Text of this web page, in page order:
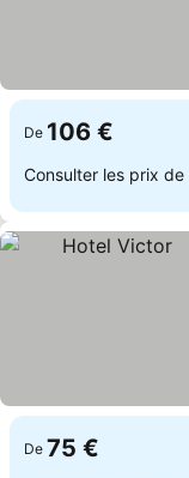
De 106 €
Consulter les prix de
De 75 €